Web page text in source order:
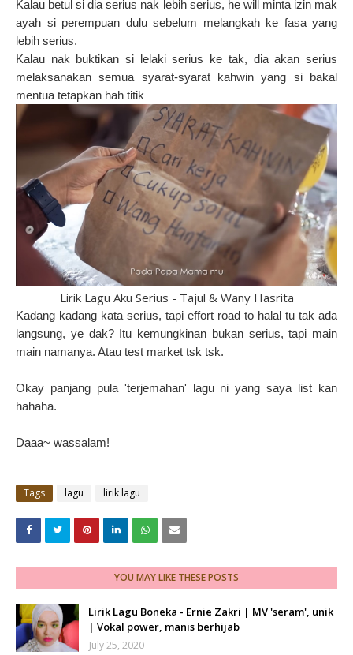
Kalau betul si dia serius nak lebih serius, he will minta izin mak
ayah si perempuan dulu sebelum melangkah ke fasa yang
lebih serius.
Kalau nak buktikan si lelaki serius ke tak, dia akan serius
melaksanakan semua syarat-syarat kahwin yang si bakal
mentua tetapkan hah titik
Lirik Lagu Aku Serius - Tajul & Wany Hasrita
Kadang kadang kata serius, tapi effort road to halal tu tak ada
langsung, ye dak? Itu kemungkinan bukan serius, tapi main
main namanya. Atau test market tsk tsk.
Okay panjang pula 'terjemahan' lagu ni yang saya list kan
hahaha.
Daaa~ wassalam!
Tags lagu lirik lagu
YOU MAY LIKE THESE POSTS
Lirik Lagu Boneka - Ernie Zakri | MV 'seram', unik
| Vokal power, manis berhijab
July 25, 2020